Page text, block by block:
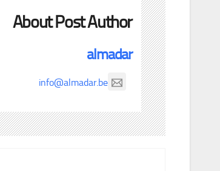
About Post Author
almadar
info@almadar.be